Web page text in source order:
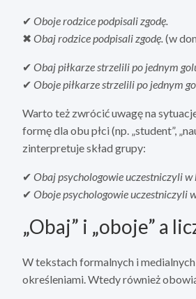
✔ Oboje rodzice podpisali zgodę.
✖ Obaj rodzice podpisali zgodę.(w
✔ Obaj piłkarze strzelili po jednym
✔ Oboje piłkarze strzelili po jednym
Warto też zwrócić uwagę na
formę dla obu płci (np. „student”,
zinterpretuje skład grupy:
✔ Obaj psychologowie uczestniczyli
✔ Oboje psychologowie uczestniczyli
„Obaj” i „oboje” a
W tekstach formalnych i
określeniami. Wtedy również